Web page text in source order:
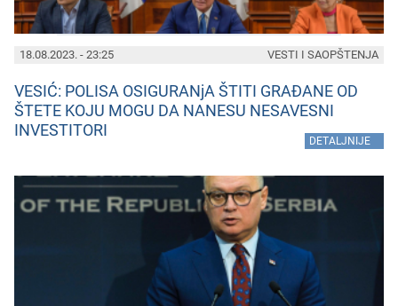
18.08.2023. - 23:25
VESIĆ: POLISA OSIGURANjA ŠTITI GRAĐANE OD
ŠTETE KOJU MOGU DA NANESU NESAVESNI
INVESTITORI
DETALJNIJE
VESTI I SAOPŠTENJA